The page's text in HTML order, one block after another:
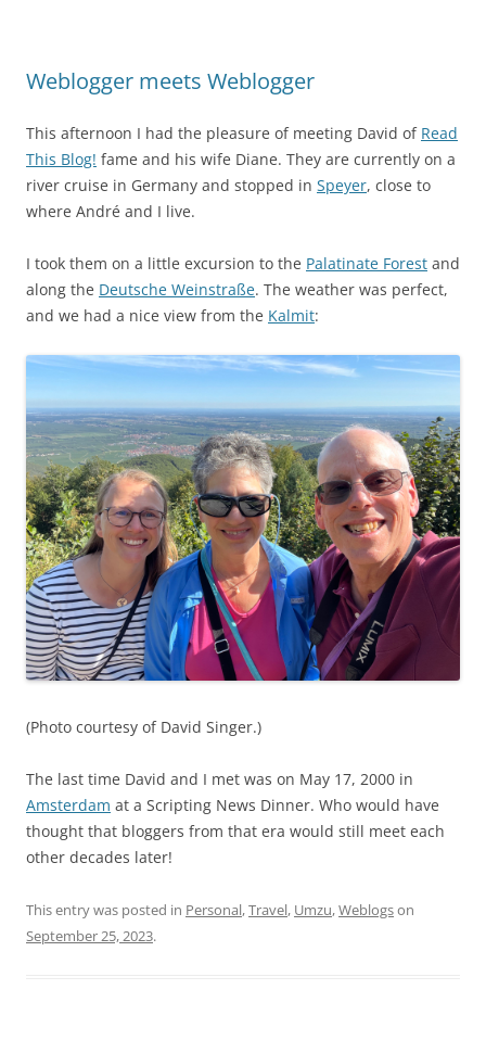
Weblogger meets Weblogger
This afternoon I had the pleasure of meeting David of Read
This Blog! fame and his wife Diane. They are currently on a
river cruise in Germany and stopped in Speyer, close to
where André and I live.
I took them on a little excursion to the Palatinate Forest and
along the Deutsche Weinstraße. The weather was perfect,
and we had a nice view from the Kalmit:
(Photo courtesy of David Singer.)
The last time David and I met was on May 17, 2000 in
Amsterdam at a Scripting News Dinner. Who would have
thought that bloggers from that era would still meet each
other decades later!
This entry was posted in Personal,Travel, Umzu,Weblogson
September 25, 2023.